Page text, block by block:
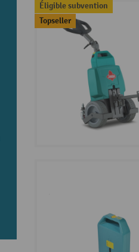
Éligible subvention
Topseller